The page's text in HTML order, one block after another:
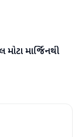
માર્જિનથી